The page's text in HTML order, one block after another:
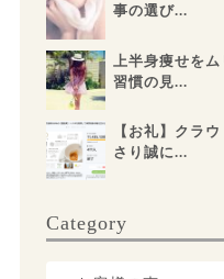
事の選び...
上半身痩せを
習慣の見...
【お礼】クラ
さり誠に...
Category